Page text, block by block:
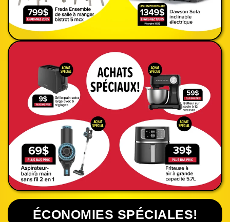
ÉCONOMIES SPÉCIALES!